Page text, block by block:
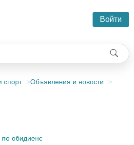
Войти
спорт
Объявления и новости
по обидиенс